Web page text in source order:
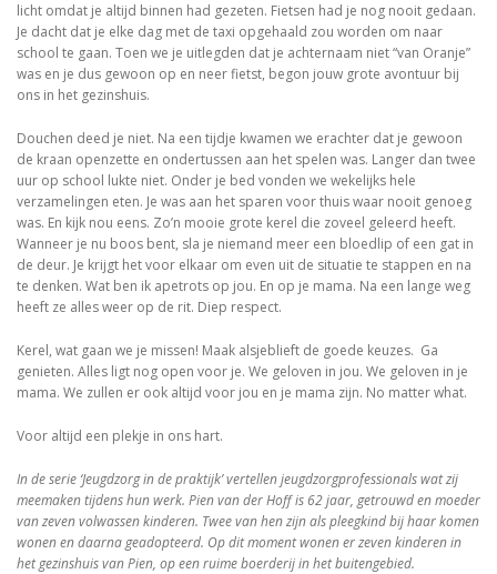
licht omdat je altijd binnen had gezeten. Fietsen had je nog nooit gedaan.
Je dacht dat je elke dag met de taxi opgehaald zou worden om naar
school te gaan. Toen we je uitlegden dat je achternaam niet “van Oranje”
was en je dus gewoon op en neer fietst, begon jouw grote avontuur bij
ons in het gezinshuis.
Douchen deed je niet. Na een tijdje kwamen we erachter dat je gewoon
de kraan openzette en ondertussen aan het spelen was. Langer dan twee
uur op school lukte niet. Onder je bed vonden we wekelijks hele
verzamelingen eten. Je was aan het sparen voor thuis waar nooit genoeg
was. En kijk nou eens. Zo’n mooie grote kerel die zoveel geleerd heeft.
Wanneer je nu boos bent, sla je niemand meer een bloedlip of een gat in
de deur. Je krijgt het voor elkaar om even uit de situatie te stappen en na
te denken. Wat ben ik apetrots op jou. En op je mama. Na een lange weg
heeft ze alles weer op de rit. Diep respect.
Kerel, wat gaan we je missen! Maak alsjeblieft de goede keuzes. Ga
genieten. Alles ligt nog open voor je. We geloven in jou. We geloven in je
mama. We zullen er ook altijd voor jou en je mama zijn. No matter what.
Voor altijd een plekje in ons hart.
In de serie ‘Jeugdzorg in de praktijk’ vertellen jeugdzorgprofessionals wat zij
meemaken tijdens hun werk. Pien van der Hoff is 62 jaar, getrouwd en moeder
van zeven volwassen kinderen. Twee van hen zijn als pleegkind bij haar komen
wonen en daarna geadopteerd. Op dit moment wonen er zeven kinderen in
het gezinshuis van Pien, op een ruime boerderij in het buitengebied.